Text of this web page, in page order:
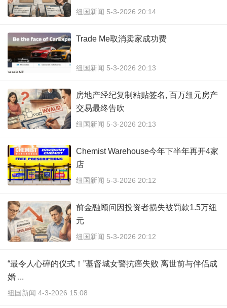
纽国新闻 5-3-2026 20:14
Trade Me取消卖家成功费
纽国新闻 5-3-2026 20:13
房地产经纪复制粘贴签名, 百万纽元房产
交易最终告吹
纽国新闻 5-3-2026 20:13
Chemist Warehouse今年下半年再开4家
店
纽国新闻 5-3-2026 20:12
前金融顾问因投资者损失被罚款1.5万纽
元
纽国新闻 5-3-2026 20:12
“最令人心碎的仪式！”基督城女警抗癌失败 离世前与伴侣成
婚 ...
纽国新闻 4-3-2026 15:08